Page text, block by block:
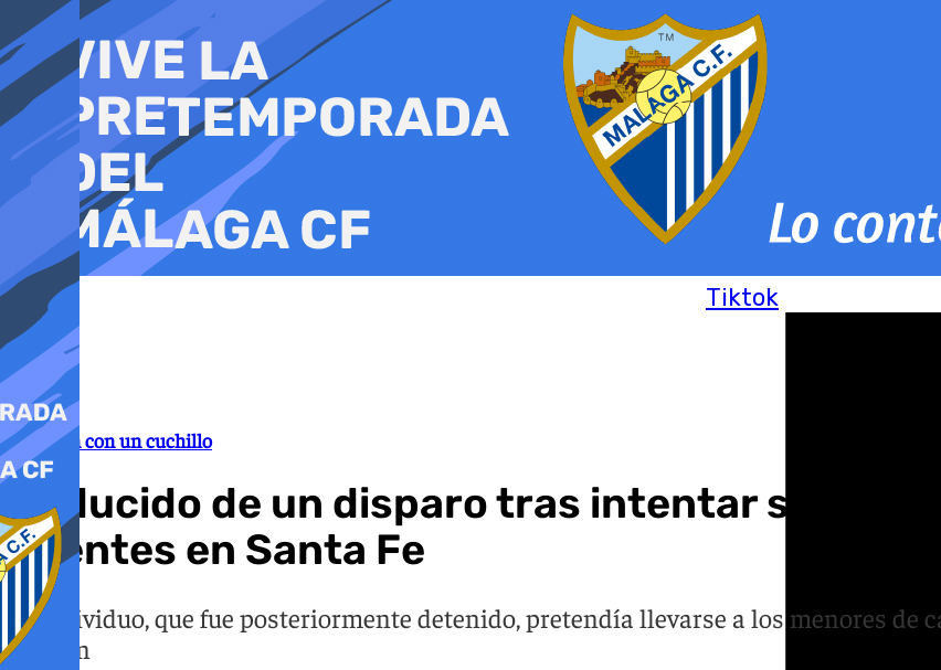
al
contenido
Tiktok
Agresión con un cuchillo
Reducido de un disparo tras intentar
agentes en Santa Fe
El individuo, que fue posteriormente detenido, pretendía llevarse a los menores de
VioGén